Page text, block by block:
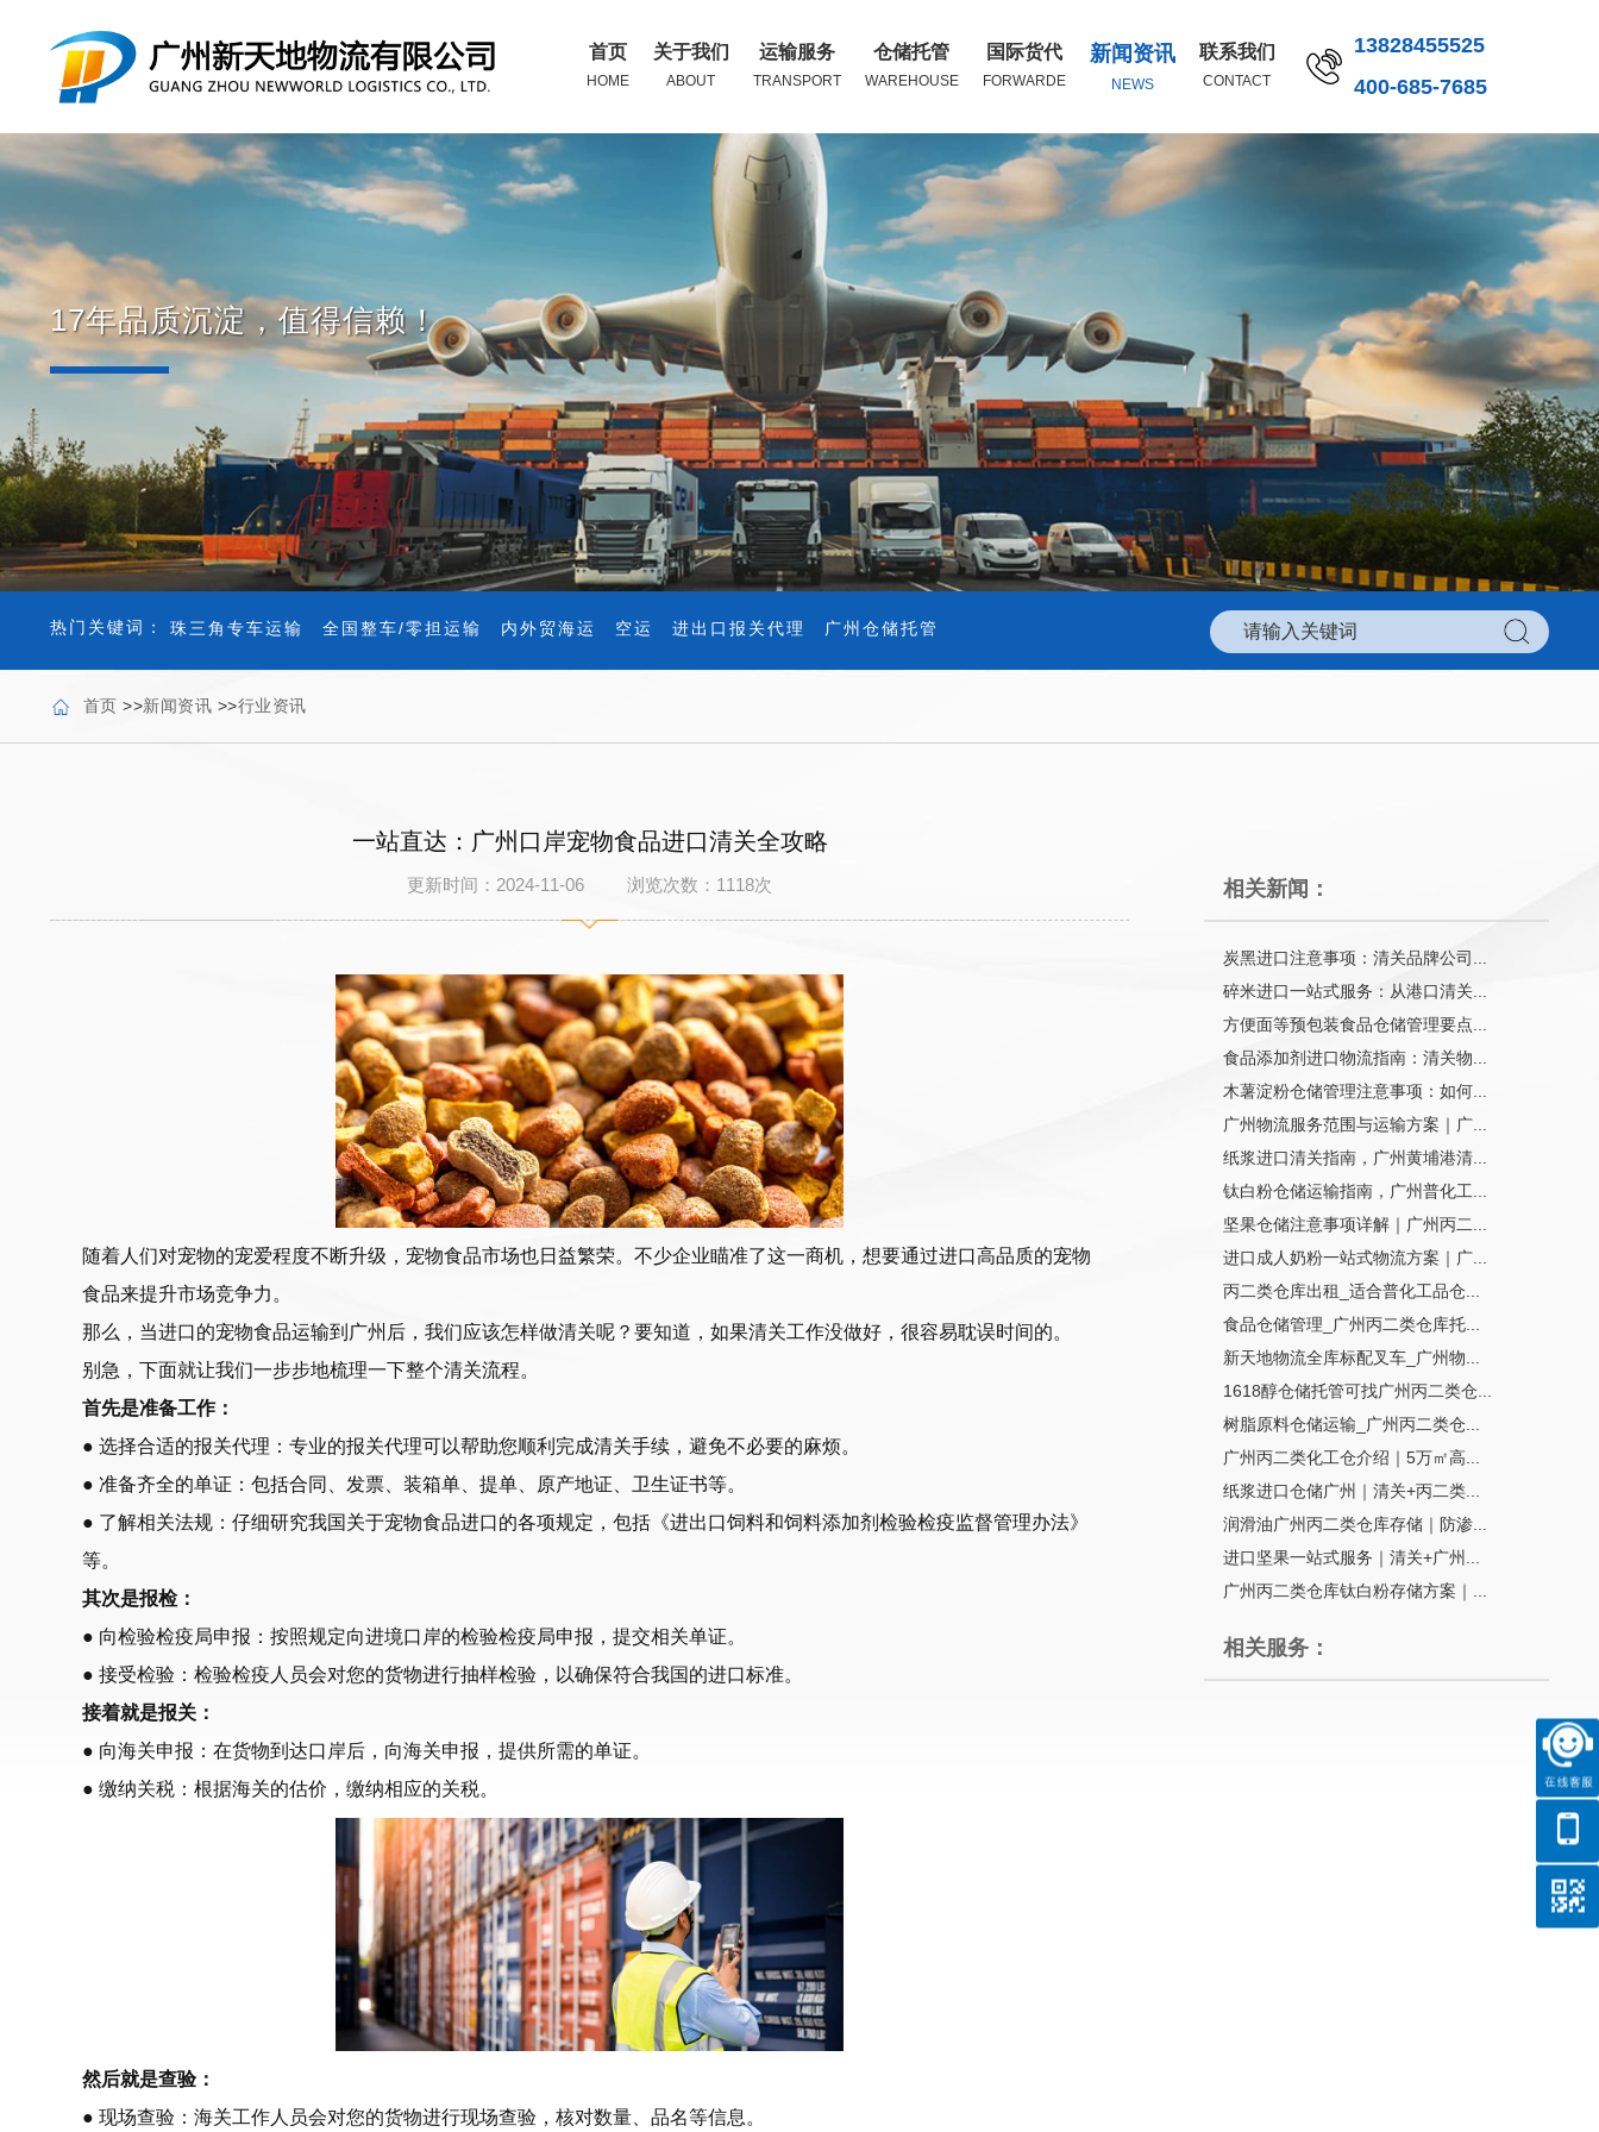
首页
HOME
关于我们
ABOUT
运输服务
TRANSPORT
仓储托管
WAREHOUSE
国际货代
FORWARDE
新闻资讯
NEWS
联系我们
CONTACT
13828455525
400-685-7685
17年品质沉淀，值得信赖！
热门关键词： 珠三角专车运输 全国整车/零担运输 内外贸海运 空运 进出口报关代理 广州仓储托管
首页 >>新闻资讯 >>行业资讯
一站直达：广州口岸宠物食品进口清关全攻略
更新时间：2024-11-06 浏览次数： 1118次
随着人们对宠物的宠爱程度不断升级，宠物食品市场也日益繁荣。不少企业瞄准了这一商机，想要通过进口高品质的宠物
食品来提升市场竞争力。
那么，当进口的宠物食品运输到广州后，我们应该怎样做清关呢？要知道，如果清关工作没做好，很容易耽误时间的。
别急，下面就让我们一步步地梳理一下整个清关流程。
首先是准备工作：
● 选择合适的报关代理：专业的报关代理可以帮助您顺利完成清关手续，避免不必要的麻烦。
● 准备齐全的单证：包括合同、发票、装箱单、提单、原产地证、卫生证书等。
● 了解相关法规：仔细研究我国关于宠物食品进口的各项规定，包括《进出口饲料和饲料添加剂检验检疫监督管理办法》
等。
其次是报检：
● 向检验检疫局申报：按照规定向进境口岸的检验检疫局申报，提交相关单证。
● 接受检验：检验检疫人员会对您的货物进行抽样检验，以确保符合我国的进口标准。
接着就是报关：
● 向海关申报：在货物到达口岸后，向海关申报，提供所需的单证。
● 缴纳关税：根据海关的估价，缴纳相应的关税。
然后就是查验：
● 现场查验：海关工作人员会对您的货物进行现场查验，核对数量、品名等信息。
相关新闻：
炭黑进口注意事项：清关品牌公司...
碎米进口一站式服务：从港口清关...
方便面等预包装食品仓储管理要点...
食品添加剂进口物流指南：清关物...
木薯淀粉仓储管理注意事项：如何...
广州物流服务范围与运输方案｜广...
纸浆进口清关指南，广州黄埔港清...
钛白粉仓储运输指南，广州普化工...
坚果仓储注意事项详解｜广州丙二...
进口成人奶粉一站式物流方案｜广...
丙二类仓库出租_适合普化工品仓...
食品仓储管理_广州丙二类仓库托...
新天地物流全库标配叉车_广州物...
1618醇仓储托管可找广州丙二类仓...
树脂原料仓储运输_广州丙二类仓...
广州丙二类化工仓介绍｜5万㎡高...
纸浆进口仓储广州｜清关+丙二类...
润滑油广州丙二类仓库存储｜防渗...
进口坚果一站式服务｜清关+广州...
广州丙二类仓库钛白粉存储方案｜...
相关服务：